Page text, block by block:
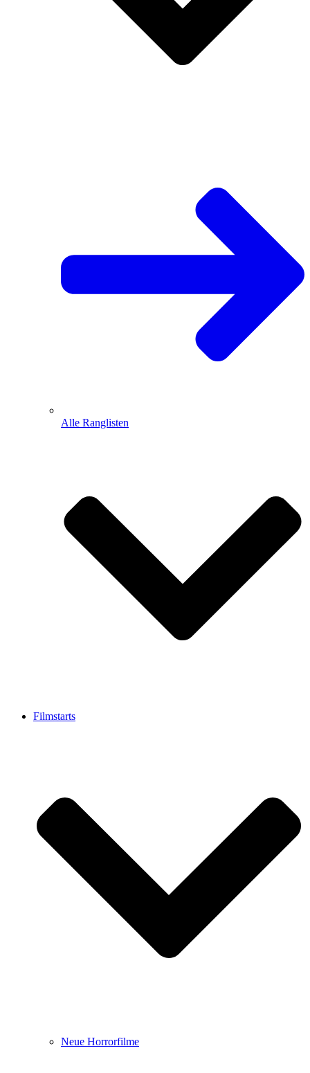
Alle Ranglisten
Filmstarts
Neue Horrorfilme